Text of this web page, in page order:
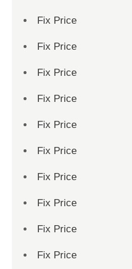
Fix Price
Fix Price
Fix Price
Fix Price
Fix Price
Fix Price
Fix Price
Fix Price
Fix Price
Fix Price